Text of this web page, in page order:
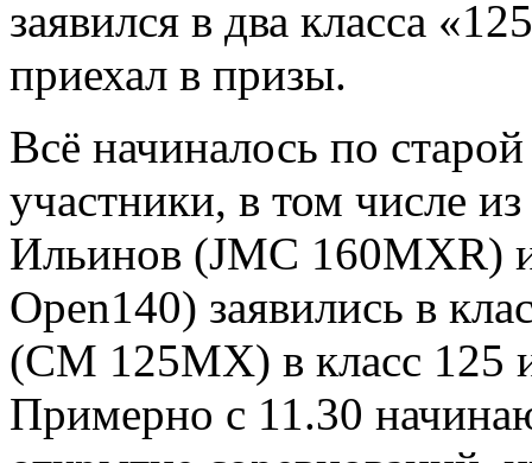
заявился в два класса
приехал в призы.
Всё начиналось по
участники, в том числе
Ильинов (JMC 160MXR)
Open140) заявились в
(CM 125MX) в класс
Примерно с 11.30